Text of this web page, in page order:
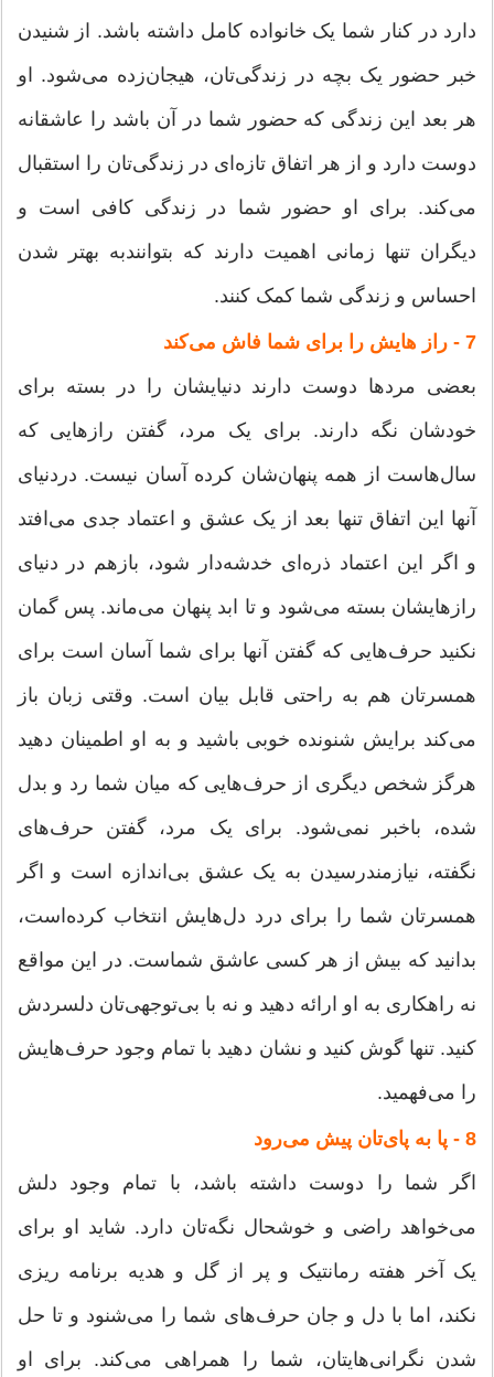
دارد در کنار شما یک خانواده کامل داشته باشد. از شنیدن
خبر حضور یک بچه در زندگی‌تان، هیجان‌زده می‌شود. او
هر بعد این زندگی که حضور شما در آن باشد را عاشقانه
دوست دارد و از هر اتفاق تازه‌ای در زندگی‌تان را استقبال
می‌کند. برای او حضور شما در زندگی کافی است و
دیگران تنها زمانی اهمیت دارند که بتوانندبه بهتر شدن
احساس و زندگی شما کمک کنند.
7 - راز‌ هایش را برای شما فاش می‌کند
بعضی مردها دوست دارند دنیایشان را در بسته برای
خودشان نگه دارند. برای یک مرد، گفتن رازهایی که
سال‌هاست از همه پنهان‌شان کرده آسان نیست. دردنیای
آنها این اتفاق تنها بعد از یک عشق و اعتماد جدی می‌افتد
و اگر این اعتماد ذره‌ای خدشه‌دار شود، بازهم در دنیای
راز‌هایشان بسته می‌شود و تا ابد پنهان می‌ماند. پس گمان
نکنید حرف‌هایی که گفتن آنها برای شما آسان است برای
همسرتان هم به راحتی قابل بیان است. وقتی زبان باز
می‌کند برایش شنونده خوبی باشید و به او اطمینان دهید
هرگز شخص دیگری از حرف‌هایی که میان شما رد و بدل
شده، باخبر نمی‌شود. برای یک مرد، گفتن حرف‌های
نگفته، نیازمندرسیدن به یک عشق بی‌اندازه است و اگر
همسرتان شما را برای درد دل‌هایش انتخاب کرده‌است،
بدانید که بیش از هر کسی عاشق شماست. در این مواقع
نه راهکاری به او ارائه دهید و نه با بی‌توجهی‌تان دلسردش
کنید. تنها گوش کنید و نشان دهید با تمام وجود حرف‌هایش
را می‌فهمید.
8 - پا به‌ پای‌تان پیش می‌رود
اگر شما را دوست داشته باشد، با تمام وجود دلش
می‌خواهد راضی و خوشحال نگه‌تان دارد. شاید او برای
یک آخر هفته رمانتیک و پر از گل و هدیه برنامه ریزی
نکند، اما با دل و جان حرف‌های شما را می‌شنود و تا حل
شدن نگرانی‌هایتان، شما را همراهی می‌کند. برای او